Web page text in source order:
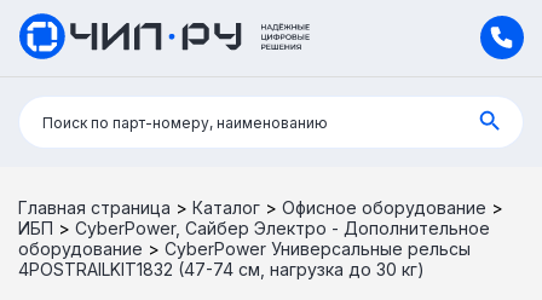
Поиск:
Поиск по парт-номеру, наименованию
Главная страница > Каталог > Офисное оборудование >
ИБП > CyberPower, Сайбер Электро - Дополнительное
оборудование > CyberPower Универсальные рельсы
4POSTRAILKIT1832 (47-74 см, нагрузка до 30 кг)